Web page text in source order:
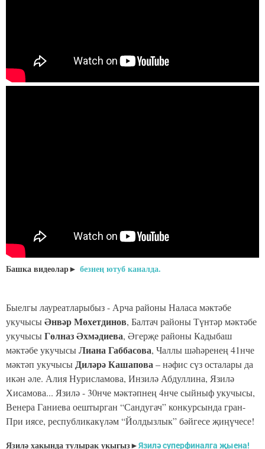
Башка видеолар► безнең ютуб каналда.
Быелгы лауреатларыбыз - Арча районы Наласа мәктәбе
укучысыӘнвәр Мөхетдинов, Балтач районы Түнтәр мәктәбе
укучысыГөлназ Әхмәдиева, Әгерҗе районы Кадыбаш
мәктәбе укучысыЛиана Габбасова, Чаллы шәһәренең 41нче
мәктәп укучысыДиләрә Кашапова– нәфис сүз осталары да
икән әле. Алия Нурисламова, Инзилә Абдуллина, Язилә
Хисамова... Язилә - 30нче мәктәпнең 4нче сыйныф укучысы,
Венера Ганиева оештырган “Сандугач” конкурсында гран-
При иясе, республикакүләм “Йолдызлык” бәйгесе җиңүчесе!
Язилә хакында тулырак укыгыз►Язилә суперфиналга җыена!